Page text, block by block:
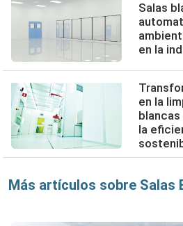
Salas
en la
en la
la
Más artículos sobre Salas